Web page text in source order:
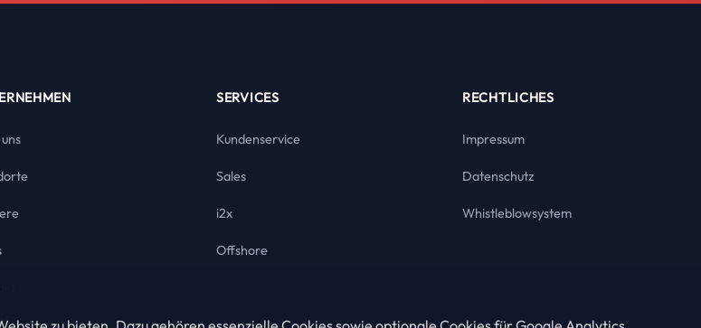
SERVICES
Kundenservice
Sales
i2x
Offshore
RECHTLICHES
Impressum
Datenschutz
Whistleblowsystem